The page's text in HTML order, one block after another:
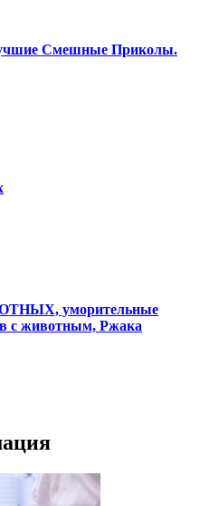
Смешные Приколы.
уморительные
с животным, Ржака